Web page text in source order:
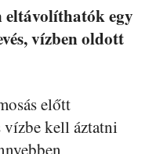
eltávolíthatók egy
vízben oldott
előtt
vízbe kell áztatni